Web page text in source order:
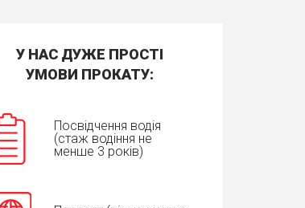
У НАС ДУЖЕ ПРОСТІ
УМОВИ ПРОКАТУ:
Посвідчення водія
(стаж водіння не
менше 3 років)